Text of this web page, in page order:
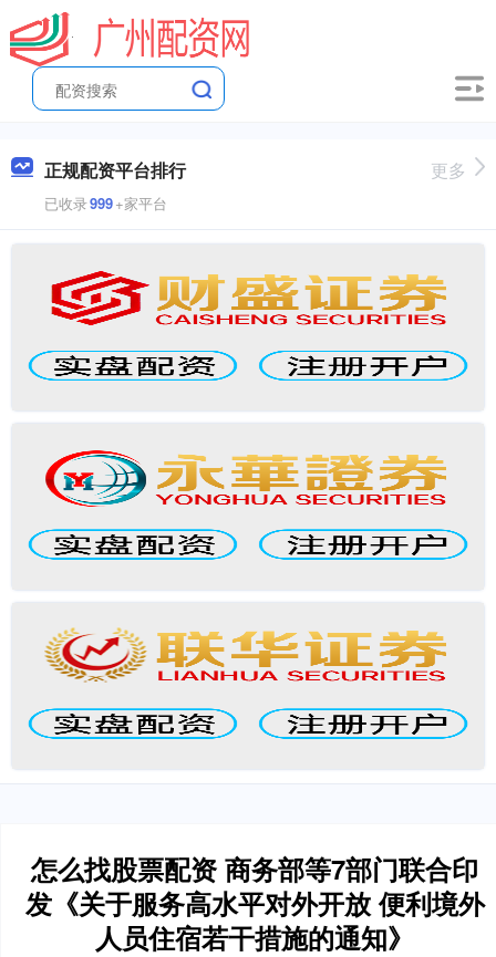
正规配资平台排行
已收录999+家平台
更多
怎么找股票配资 商务部等7部门联合印
发《关于服务高水平对外开放 便利境外
人员住宿若干措施的通知》